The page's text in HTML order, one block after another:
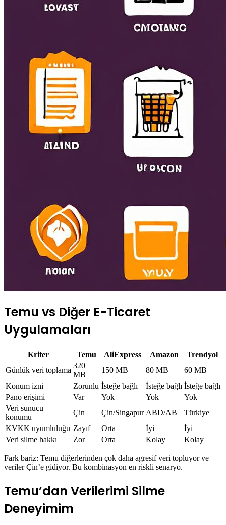
Temu vs Diğer E-Ticaret
Uygulamaları
Kriter Temu AliExpress Amazon
Trendyol
Günlük veri toplama
320
MB
150 MB 80 MB
60 MB
Konum izni
Zorunlu İsteğe bağlı İsteğe bağlı İsteğe bağlı
Pano erişimi
Var Yok Yok
Yok
Veri sunucu
konumu
Çin Çin/Singapur ABD/AB
Türkiye
KVKK uyumluluğu Zayıf Orta İyi
İyi
Veri silme hakkı
Zor Orta Kolay Kolay
Fark bariz: Temu diğerlerinden çok daha agresif veri topluyor ve
veriler Çin’e gidiyor. Bu kombinasyon en riskli senaryo.
Temu’dan Verilerimi Silme
Deneyimim